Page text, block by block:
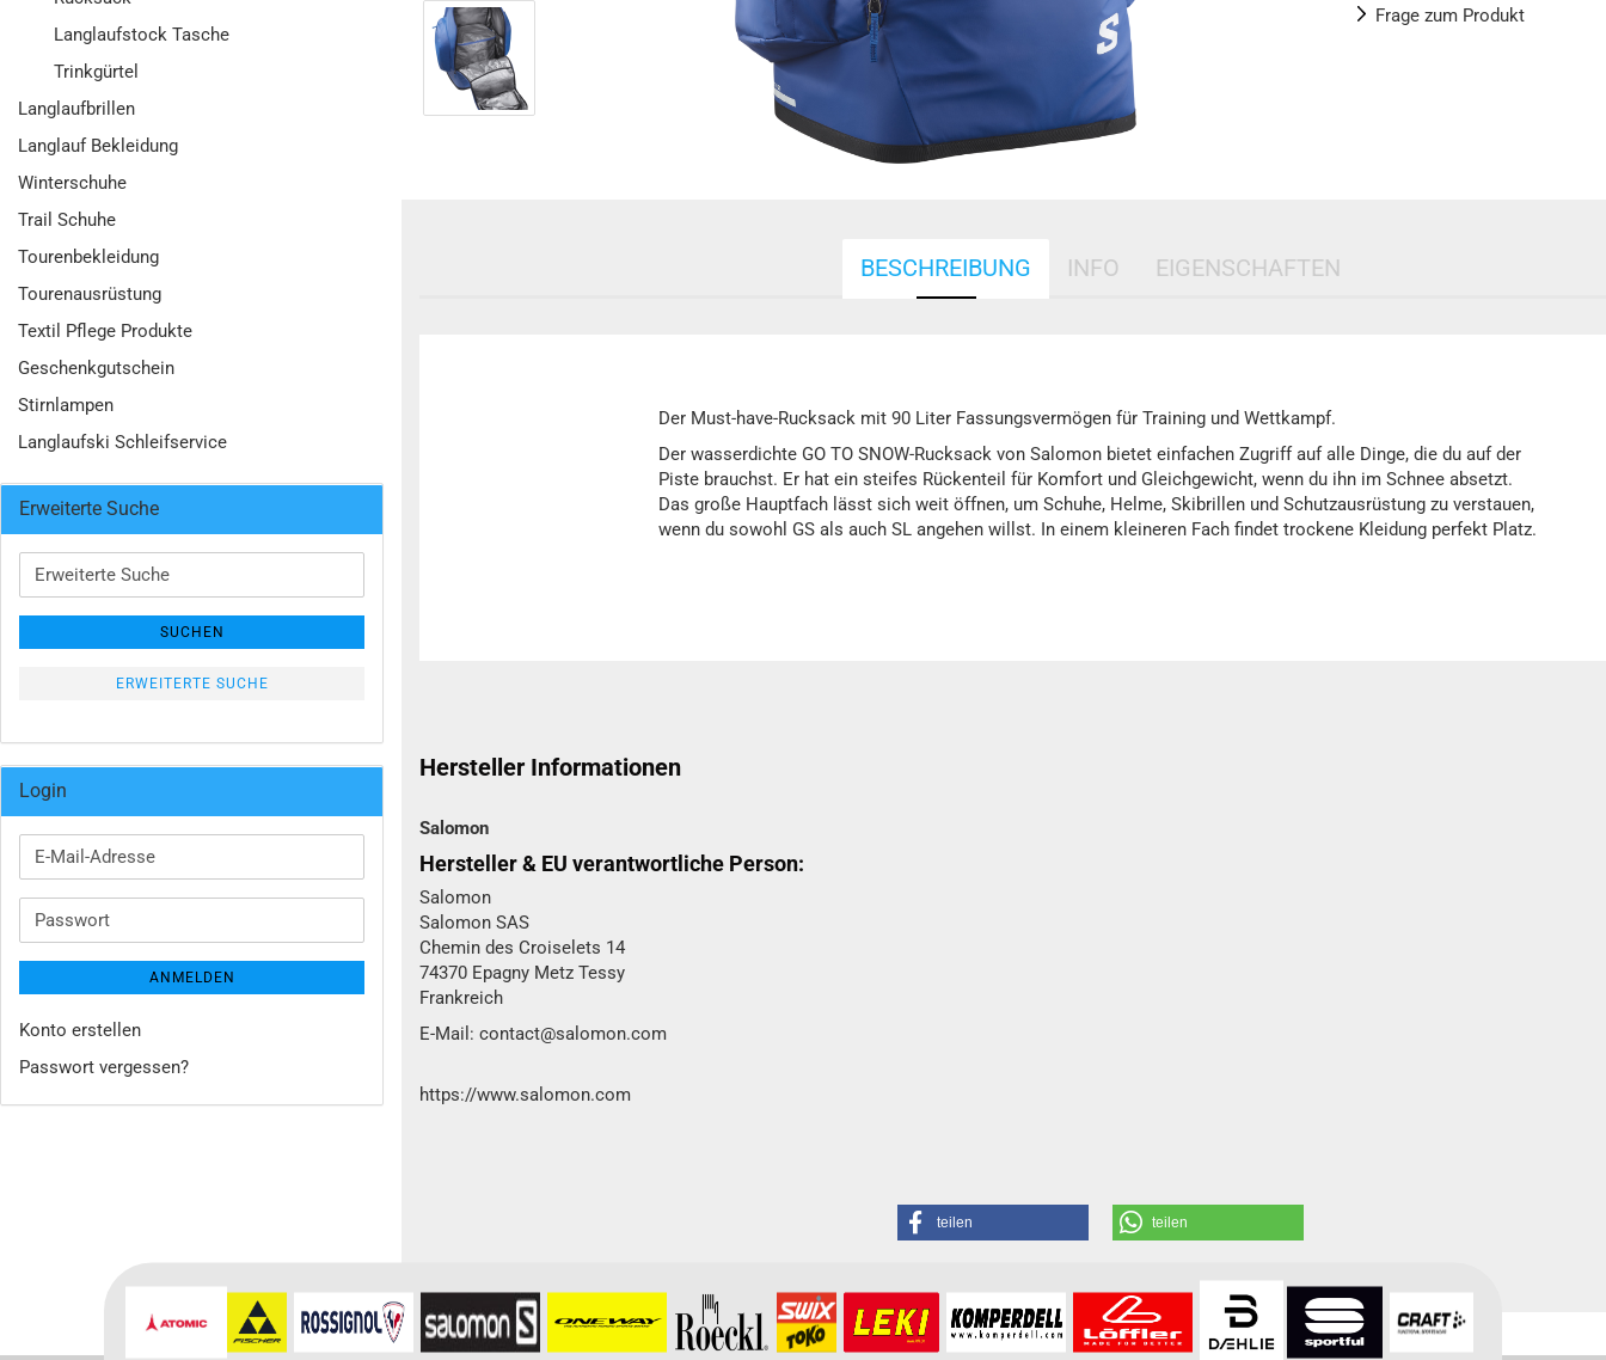
Frage zum Produkt
BESCHREIBUNG INFO EIGENSCHAFTEN
Der Must-have-Rucksack mit 90 Liter Fassungsvermögen für Training und Wettkampf.
Der wasserdichte GO TO SNOW-Rucksack von Salomon bietet einfachen Zugriff auf alle Dinge, die du auf der
Piste brauchst. Er hat ein steifes Rückenteil für Komfort und Gleichgewicht, wenn du ihn im Schnee absetzt.
Das große Hauptfach lässt sich weit öffnen, um Schuhe, Helme, Skibrillen und Schutzausrüstung zu verstauen,
wenn du sowohl GS als auch SL angehen willst. In einem kleineren Fach findet trockene Kleidung perfekt Platz.
Hersteller Informationen
Salomon
Hersteller & EU verantwortliche Person:
Salomon
Salomon SAS
Chemin des Croiselets 14
74370 Epagny Metz Tessy
Frankreich
E-Mail: contact@salomon.com
https://www.salomon.com
teilen teilen
Für weitere Informationen besuchen Sie bitte dieHomepagezu diesem Artikel.
Langlaufstock Tasche
Trinkgürtel
Langlaufbrillen
Langlauf Bekleidung
Winterschuhe
Trail Schuhe
Tourenbekleidung
Tourenausrüstung
Textil Pflege Produkte
Geschenkgutschein
Stirnlampen
Langlaufski Schleifservice
Erweiterte Suche
Erweiterte
Suche
SUCHEN
ERWEITERTE SUCHE
Login
E-
Mail-
Passwort
ANMELDEN
Konto erstellen
Passwort vergessen?